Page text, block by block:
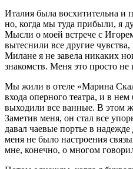
Италия была восхитительна и
но, когда мы туда прибыли, я
Мысли о моей встрече с
вытеснили все другие
Милане я не завела никаких
знакомств. Меня это просто не
Мы жили в отеле «Марина
входа оперного театра, и в
выходили все ванные. В этом
Заметив меня, он стал все
давал чаевые портье в
меня не было настроения
мне, конечно, о многом